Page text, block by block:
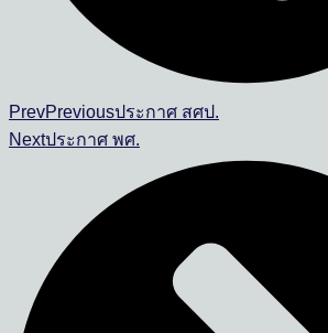
PrevPreviousประกาศ สศป.
Nextประกาศ พศ.